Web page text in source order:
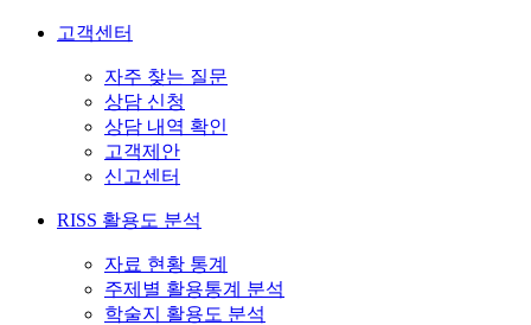
고객센터
자주 찾는 질문
상담 신청
상담 내역 확인
고객제안
신고센터
RISS 활용도 분석
자료 현황 통계
주제별 활용통계 분석
학술지 활용도 분석